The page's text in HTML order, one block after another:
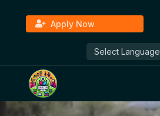
Apply Now
Select Language